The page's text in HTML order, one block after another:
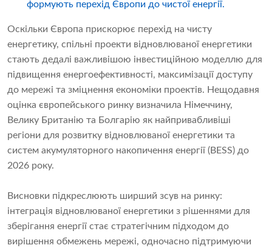
формують перехід Європи до чистої енергії.
Оскільки Європа прискорює перехід на чисту
енергетику, спільні проекти відновлюваної енергетики
стають дедалі важливішою інвестиційною моделлю для
підвищення енергоефективності, максимізації доступу
до мережі та зміцнення економіки проектів. Нещодавня
оцінка європейського ринку визначила Німеччину,
Велику Британію та Болгарію як найпривабливіші
регіони для розвитку відновлюваної енергетики та
систем акумуляторного накопичення енергії (BESS) до
2026 року.
Висновки підкреслюють ширший зсув на ринку:
інтеграція відновлюваної енергетики з рішеннями для
зберігання енергії стає стратегічним підходом до
вирішення обмежень мережі, одночасно підтримуючи